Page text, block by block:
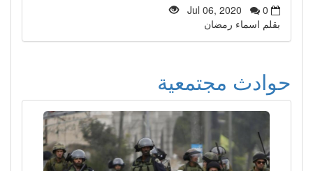
Jul 06, 2020
0
بقلم اسماء رمضان
حوادث مجتمعية